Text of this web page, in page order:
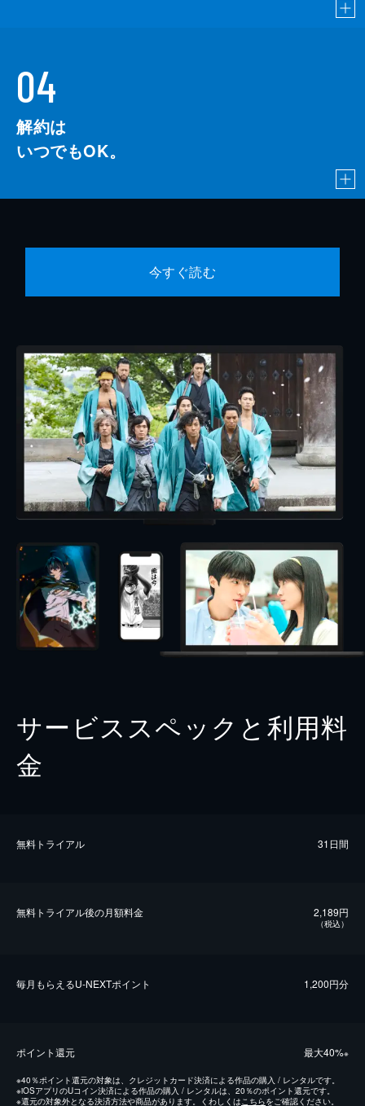
04
解約は
いつでもOK。
今すぐ読む
サービススペックと利用料
金
無料トライアル 31日間
無料トライアル後の⽉額料金 2,189円
（税込）
毎⽉もらえるU-NEXTポイント 1,200円分
ポイント還元 最⼤40%※
※40％ポイント還元の対象は、クレジットカード決済による作品の購入 / レンタルです。
※iOSアプリのUコイン決済による作品の購入 / レンタルは、20％のポイント還元です。
※還元の対象外となる決済方法や商品があります。くわしくはこちらをご確認ください。